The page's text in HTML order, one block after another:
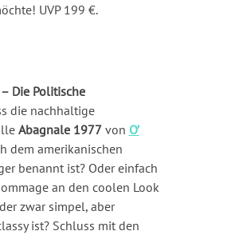
UVP 199 €.
– Die Politische
die nachhaltige
Abagnale 1977von O’
dem amerikanischen
benannt ist? Oder einfach
an den coolen Look
zwar simpel, aber
ist? Schluss mit den